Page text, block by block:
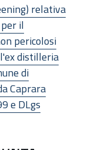
relativa
il
pericolosi
distilleria
di
Caprara
e DLgs